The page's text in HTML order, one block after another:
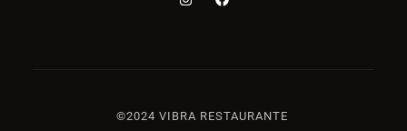
©2024 VIBRA RESTAURANTE